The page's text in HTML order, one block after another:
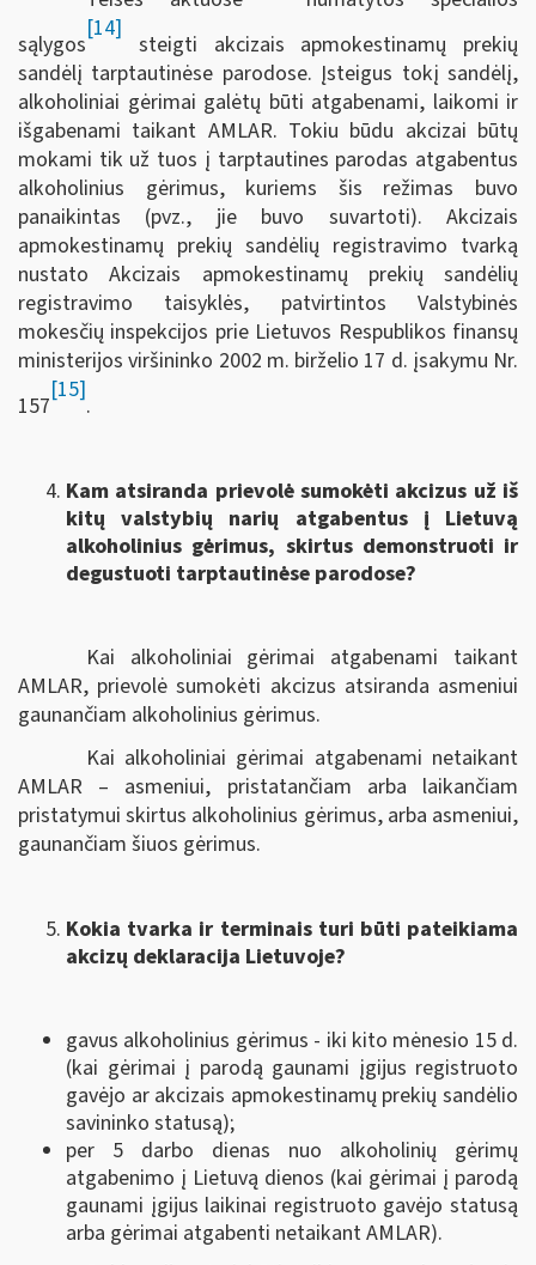
sąlygos
[14]
steigti akcizais apmokestinamų prekių
sandėlį tarptautinėse parodose. Įsteigus tokį sandėlį,
alkoholiniai gėrimai galėtų būti atgabenami, laikomi ir
išgabenami taikant AMLAR. Tokiu būdu akcizai būtų
mokami tik už tuos į tarptautines parodas atgabentus
alkoholinius gėrimus, kuriems šis režimas buvo
panaikintas (pvz., jie buvo suvartoti). Akcizais
apmokestinamų prekių sandėlių registravimo tvarką
nustato Akcizais apmokestinamų prekių sandėlių
registravimo taisyklės, patvirtintos Valstybinės
mokesčių inspekcijos prie Lietuvos Respublikos finansų
ministerijos viršininko 2002 m. birželio 17 d. įsakymu Nr.
157
[15]
.
Kam atsiranda prievolė sumokėti akcizus už iš
kitų valstybių narių atgabentus į Lietuvą
alkoholinius gėrimus, skirtus demonstruoti ir
degustuoti tarptautinėse parodose?
Kai alkoholiniai gėrimai atgabenami taikant
AMLAR, prievolė sumokėti akcizus atsiranda asmeniui
gaunančiam alkoholinius gėrimus.
Kai alkoholiniai gėrimai atgabenami netaikant
AMLAR – asmeniui, pristatančiam arba laikančiam
pristatymui skirtus alkoholinius gėrimus, arba asmeniui,
gaunančiam šiuos gėrimus.
Kokia tvarka ir terminais turi būti pateikiama
akcizų deklaracija Lietuvoje?
gavus alkoholinius gėrimus - iki kito mėnesio 15 d.
(kai gėrimai į parodą gaunami įgijus registruoto
gavėjo ar akcizais apmokestinamų prekių sandėlio
savininko statusą);
per 5 darbo dienas nuo alkoholinių gėrimų
atgabenimo į Lietuvą dienos (kai gėrimai į parodą
gaunami įgijus laikinai registruoto gavėjo statusą
arba gėrimai atgabenti netaikant AMLAR).